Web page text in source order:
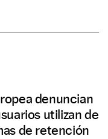
denuncian
utilizan de
de retención